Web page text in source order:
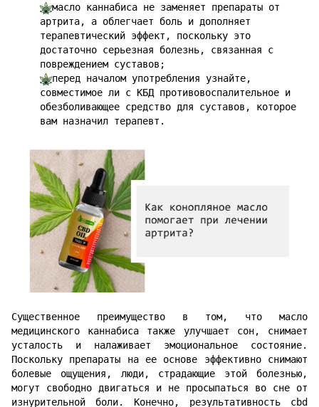
масло каннабиса не заменяет препараты от
артрита, а облегчает боль и дополняет
терапевтический эффект, поскольку это
достаточно серьезная болезнь, связанная с
повреждением суставов;
перед началом употребления узнайте,
совместимое ли с КБД противовоспалительное и
обезболивающее средство для суставов, которое
вам назначил терапевт.
Существенное преимущество в том, что масло
медицинского каннабиса также улучшает сон, снимает
усталость и налаживает эмоциональное состояние.
Поскольку препараты на ее основе эффективно снимают
болевые ощущения, люди, страдающие этой болезнью,
могут свободно двигаться и не просыпаться во сне от
изнурительной боли. Конечно, результативность cbd